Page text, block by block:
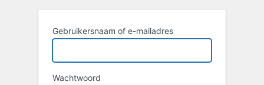
Gebruikersnaam of e-mailadres
Wachtwoord